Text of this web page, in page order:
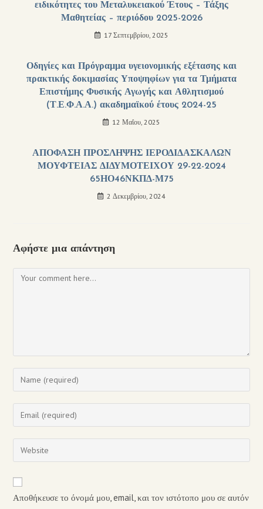
ειδικότητες του Μεταλυκειακού Έτους – Τάξης
Μαθητείας – περιόδου 2025-2026
17 Σεπτεμβρίου, 2025
Οδηγίες και Πρόγραμμα υγειονομικής εξέτασης και
πρακτικής δοκιμασίας Υποψηφίων για τα Τμήματα
Επιστήμης Φυσικής Αγωγής και Αθλητισμού
(Τ.Ε.Φ.Α.Α.) ακαδημαϊκού έτους 2024-25
12 Μαΐου, 2025
ΑΠΟΦΑΣΗ ΠΡΟΣΛΗΨΗΣ ΙΕΡΟΔΙΔΑΣΚΑΛΩΝ
ΜΟΥΦΤΕΙΑΣ ΔΙΔΥΜΟΤΕΙΧΟΥ 29-22-2024
65ΗΟ46ΝΚΠΔ-Μ75
2 Δεκεμβρίου, 2024
Αφήστε μια απάντηση
Αποθήκευσε το όνομά μου, email, και τον ιστότοπο μου σε αυτόν